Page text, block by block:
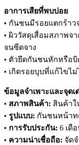
อาการเสียที่พบบ่อย
• กันชนมีรอยแตกร้าว
• ผิววัสดุเสื่อมสภาพจ
จนซีดจาง
• ตัวยึดกันชนหักหรือบิ
• เกิดรอยบุบที่แก้ไขไ
ข้อมูลจำเพาะและจุด
• สภาพสินค้า: สินค้าใ
• รูปแบบ: กันชนหน้าท
• การรับประกัน: 6 เดื
• ความน่าเชื่อถือ: จัด